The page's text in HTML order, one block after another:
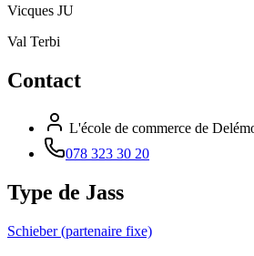
Vicques JU
Val Terbi
Contact
L'école de commerce de
078 323 30 20
Type de Jass
Schieber (partenaire fixe)